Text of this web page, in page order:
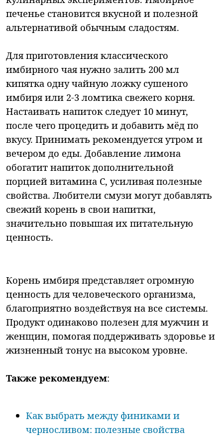
печенье становится вкусной и полезной
альтернативой обычным сладостям.
Для приготовления классического
имбирного чая нужно залить 200 мл
кипятка одну чайную ложку сушеного
имбиря или 2-3 ломтика свежего корня.
Настаивать напиток следует 10 минут,
после чего процедить и добавить мёд по
вкусу. Принимать рекомендуется утром и
вечером до еды. Добавление лимона
обогатит напиток дополнительной
порцией витамина С, усиливая полезные
свойства. Любители смузи могут добавлять
свежий корень в свои напитки,
значительно повышая их питательную
ценность.
Корень имбиря представляет огромную
ценность для человеческого организма,
благоприятно воздействуя на все системы.
Продукт одинаково полезен для мужчин и
женщин, помогая поддерживать здоровье и
жизненный тонус на высоком уровне.
Также рекомендуем:
Как выбрать между финиками и
черносливом: полезные свойства